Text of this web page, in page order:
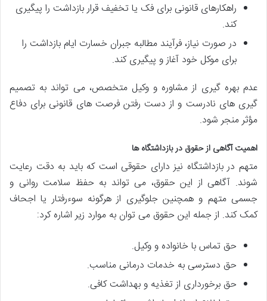
راهکارهای قانونی برای فک یا تخفیف قرار بازداشت را پیگیری
کند.
در صورت نیاز، فرآیند مطالبه جبران خسارت ایام بازداشت را
برای موکل خود آغاز و پیگیری کند.
عدم بهره گیری از مشاوره و وکیل متخصص، می تواند به تصمیم
گیری های نادرست و از دست رفتن فرصت های قانونی برای دفاع
مؤثر منجر شود.
اهمیت آگاهی از حقوق در بازداشتگاه ها
متهم در بازداشتگاه نیز دارای حقوقی است که باید به دقت رعایت
شوند. آگاهی از این حقوق، می تواند به حفظ سلامت روانی و
جسمی متهم و همچنین جلوگیری از هرگونه سوءرفتار یا اجحاف
کمک کند. از جمله این حقوق می توان به موارد زیر اشاره کرد:
حق تماس با خانواده و وکیل.
حق دسترسی به خدمات درمانی مناسب.
حق برخورداری از تغذیه و بهداشت کافی.